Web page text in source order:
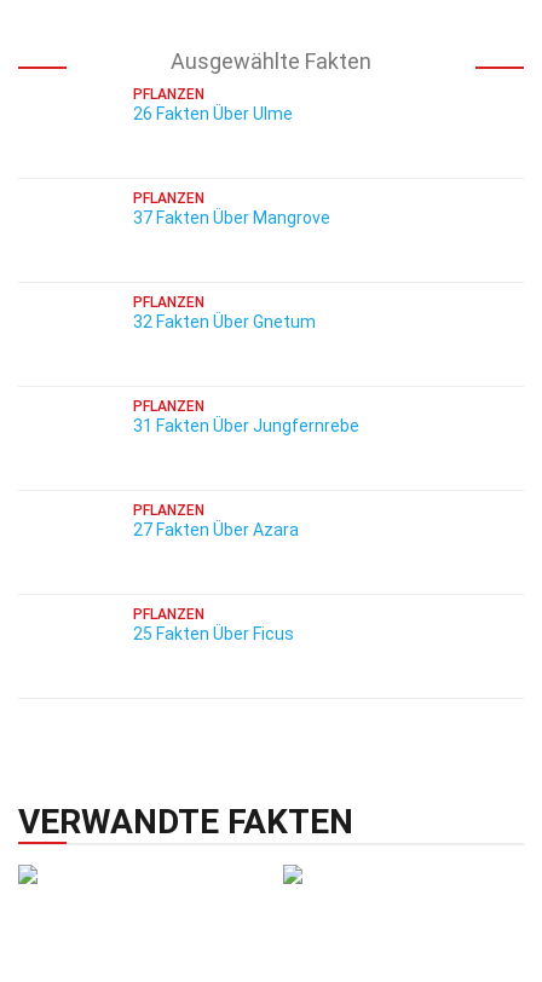
Ausgewählte Fakten
PFLANZEN
26 Fakten Über Ulme
PFLANZEN
37 Fakten Über Mangrove
PFLANZEN
32 Fakten Über Gnetum
PFLANZEN
31 Fakten Über Jungfernrebe
PFLANZEN
27 Fakten Über Azara
PFLANZEN
25 Fakten Über Ficus
VERWANDTE FAKTEN